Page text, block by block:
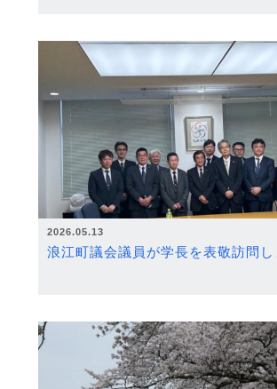
2026.05.13
浪江町議会議員が学長を表敬訪問し